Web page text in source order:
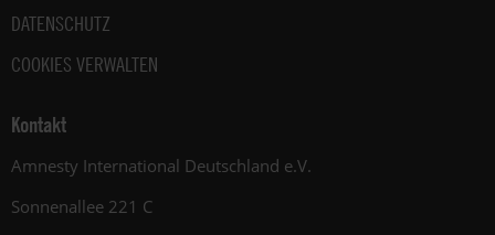
DATENSCHUTZ
COOKIES VERWALTEN
Kontakt
Amnesty International Deutschland e.V.
Sonnenallee 221 C